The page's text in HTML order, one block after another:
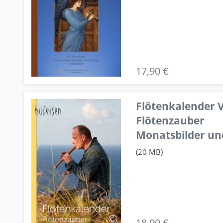
17,90 €
Flötenkalender
Flötenzauber
Monatsbilder
(20 MB)